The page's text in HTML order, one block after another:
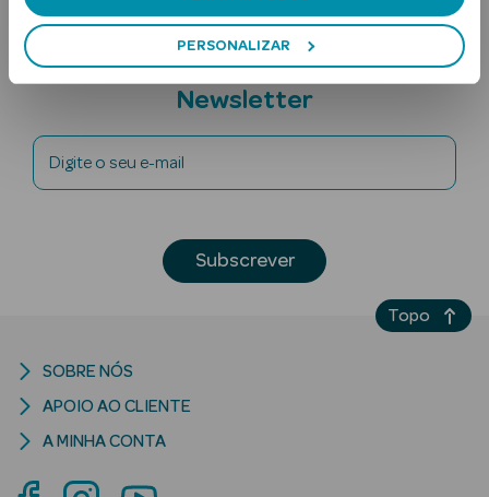
PERSONALIZAR
Lábios
Solares Bebé e
Subscreva a
Newsletter
Digite o seu e-mail
Subscrever
SOBRE NÓS
APOIO AO CLIENTE
A MINHA CONTA
Topo